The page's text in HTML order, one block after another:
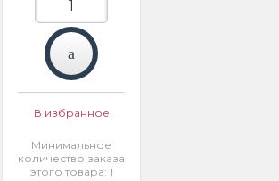
В избранное
Минимальное
количество заказа
этого товара: 1